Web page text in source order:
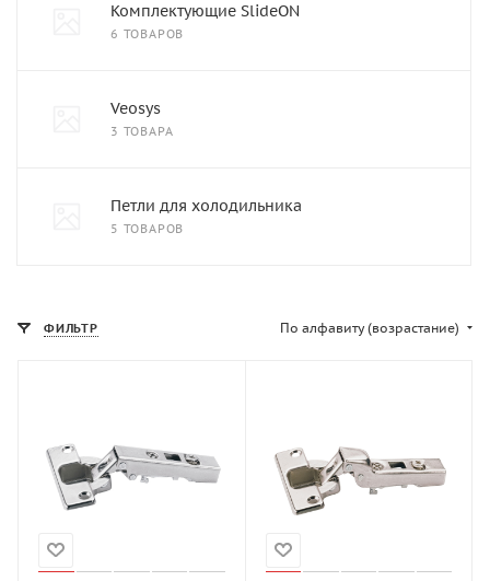
Комплектующие SlideON
6 ТОВАРОВ
Veosys
3 ТОВАРА
Петли для холодильника
5 ТОВАРОВ
ФИЛЬТР По алфавиту (возрастание)